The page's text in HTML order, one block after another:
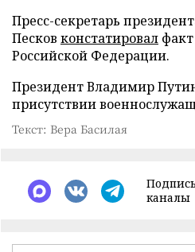
Пресс-секретарь
Песков констатировал
Российской Федерации.
Президент Владимир
присутствии
Текст: Вера Басилая
каналы